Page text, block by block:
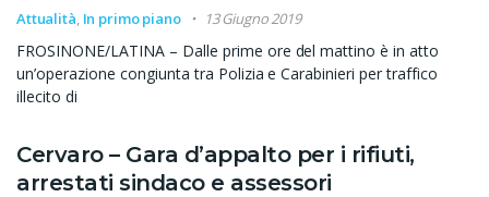
Attualità, In primo piano 13 Giugno 2019
FROSINONE/LATINA – Dalle prime ore del mattino è in atto
un’operazione congiunta tra Polizia e Carabinieri per traffico
illecito di
Cervaro – Gara d’appalto per i rifiuti,
arrestati sindaco e assessori